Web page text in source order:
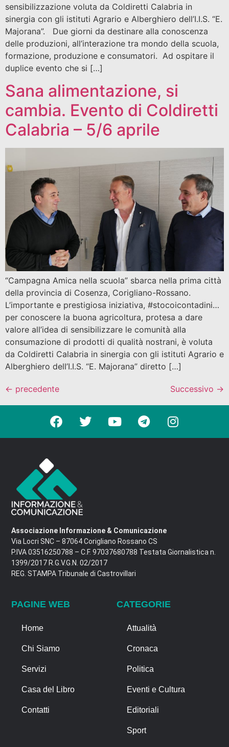
sensibilizzazione voluta da Coldiretti Calabria in
sinergia con gli istituti Agrario e Alberghiero dell’I.I.S. “E.
Majorana”. Due giorni da destinare alla conoscenza
delle produzioni, all’interazione tra mondo della scuola,
formazione, produzione e consumatori. Ad ospitare il
duplice evento che si […]
Sana alimentazione, si
cambia. Evento di Coldiretti
Calabria – 5/6 aprile
“Campagna Amica nella scuola” sbarca nella prima città
della provincia di Cosenza, Corigliano-Rossano.
L’importante e prestigiosa iniziativa, #stocoicontadini…
per conoscere la buona agricoltura, protesa a dare
valore all’idea di sensibilizzare le comunità alla
consumazione di prodotti di qualità nostrani, è voluta
da Coldiretti Calabria in sinergia con gli istituti Agrario e
Alberghiero dell’I.I.S. “E. Majorana” diretto […]
← precedente Successivo →
Associazione Informazione & Comunicazione
Via Locri SNC – 87064 Corigliano Rossano CS
P.IVA 03516250788 – C.F. 97037680788 Testata Giornalistica n.
1399/2017 R.G.V.G.N. 02/2017
REG. STAMPA Tribunale di Castrovillari
PAGINE WEB
Home
Chi Siamo
Servizi
Casa del Libro
Contatti
CATEGORIE
Attualità
Cronaca
Politica
Eventi e Cultura
Editoriali
Sport